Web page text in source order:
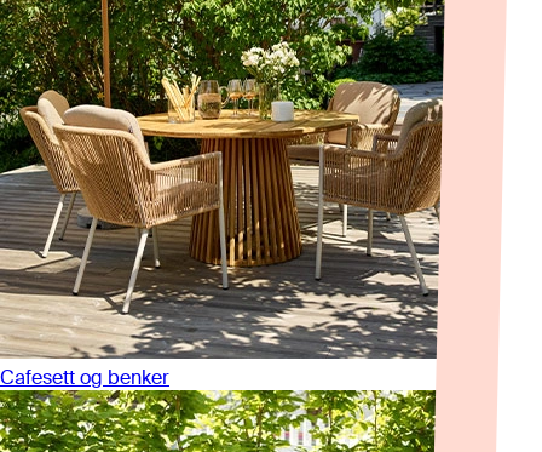
Cafesett og benker